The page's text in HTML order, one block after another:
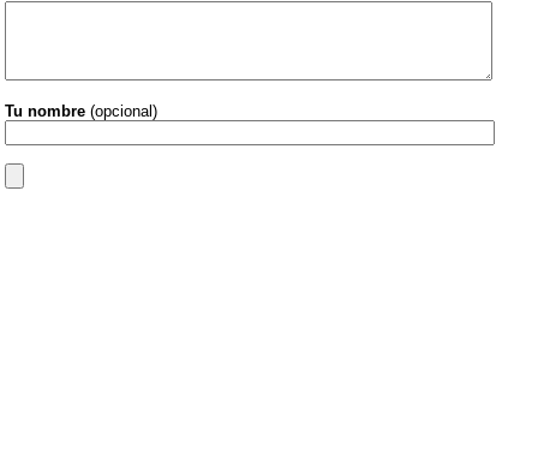
Tu nombre (opcional)